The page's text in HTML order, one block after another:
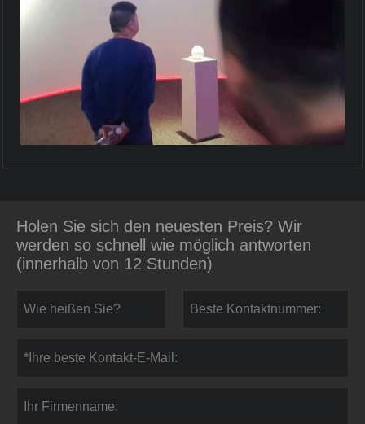
Holen Sie sich den neuesten Preis? Wir
werden so schnell wie möglich antworten
(innerhalb von 12 Stunden)